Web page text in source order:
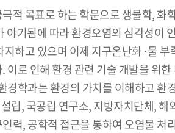
적 목표로 하는 학문으로 생물학,
기됨에 따라 환경오염의 심각성이
하고 있으며 이제 지구온난화·물
로 인해 환경 관련 기술 개발을 위
학과는 환경의 가치를 이해하고
립, 국공립 연구소, 지방자치단체,
력, 공학적 접근을 통하여 오염물